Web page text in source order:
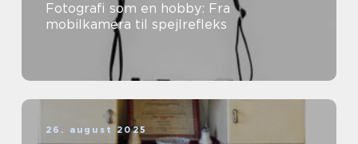
Fotografi som en hobby: Fra
mobilkamera til spejlrefleks
26. august 2025